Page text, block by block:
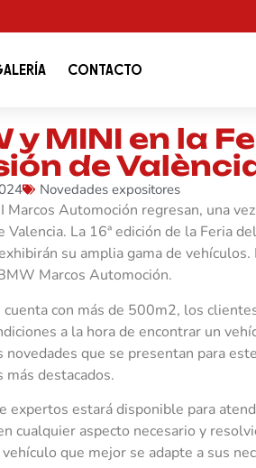
CONTACTO
y MINI en la
de
Novedades expositores
Marcos Automoción regresan, una
Valencia. La 16ª edición de la Feria
su amplia gama de
Marcos Automoción.
cuenta con más de 500m2, los
a la hora de encontrar un
novedades que se presentan para
más destacados.
expertos estará disponible para
cualquier aspecto necesario y
que mejor se adapte a sus